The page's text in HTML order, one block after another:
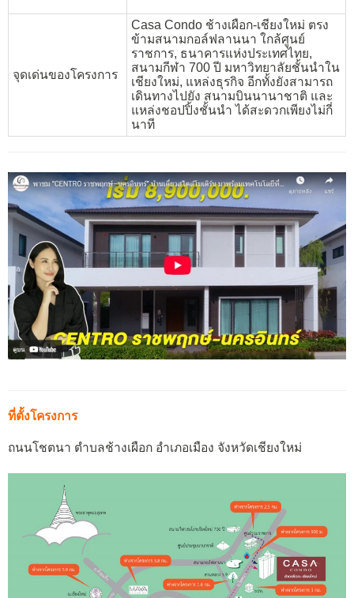
จุดเด่นของโครงการ
Casa Condo ช้างเผือก-เชียงใหม่ ตรง
ข้ามสนามกอล์ฟลานนา ใกล้ศูนย์
ราชการ, ธนาคารแห่งประเทศไทย,
สนามกีฬา 700 ปี มหาวิทยาลัยชั้นนำใน
เชียงใหม่, แหล่งธุรกิจ อีกทั้งยังสามารถ
เดินทางไปยัง สนามบินนานาชาติ และ
แหล่งชอปปิ้งชั้นนำ ได้สะดวกเพียงไม่กี่
นาที
ที่ตั้งโครงการ
ถนนโชตนา ตำบลช้างเผือก อำเภอเมือง จังหวัดเชียงใหม่